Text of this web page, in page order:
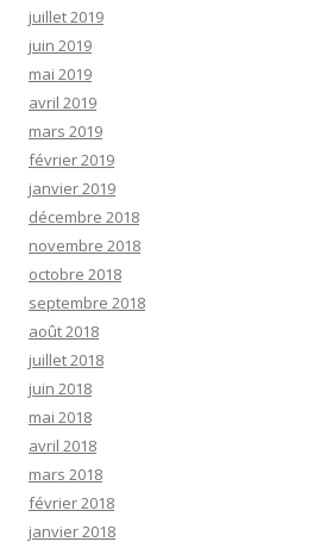
juillet 2019
juin 2019
mai 2019
avril 2019
mars 2019
février 2019
janvier 2019
décembre 2018
novembre 2018
octobre 2018
septembre 2018
août 2018
juillet 2018
juin 2018
mai 2018
avril 2018
mars 2018
février 2018
janvier 2018